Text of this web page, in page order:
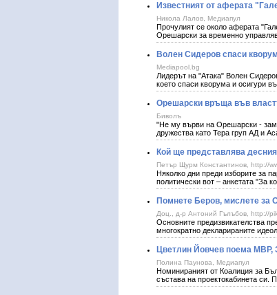
Известният от аферата
Никола Лалов, Медиапул
Прочулият се около аферата
Орешарски за временно
Волен Сидеров спаси
Mediapool.bg
Лидерът на "Атака" Волен
което спаси кворума и осигури
Орешарски връща във
Биволъ
"Не му върви на Орешарски -
дружества като Тера груп АД и
Кой ще представлява
Петър Щурм Константинов, http://
Няколко дни преди изборите за
политически вот – анкетата "За
Помнете Беров, мислете за
Доц., д-р Антоний Гълъбов, http://
Основните предизвикателства
многократно декларираните
Цветлин Йовчев поема МВР,
Полина Паунова, Медиапул
Номинираният от Коалиция за
състава на проектокабинета си.